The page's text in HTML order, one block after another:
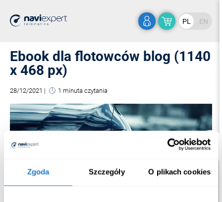
Zgoda Szczegóły O plikach cookies
PL EN
Ebook dla flotowców blog (1140
x 468 px)
28/12/2021 | 1 minuta czytania